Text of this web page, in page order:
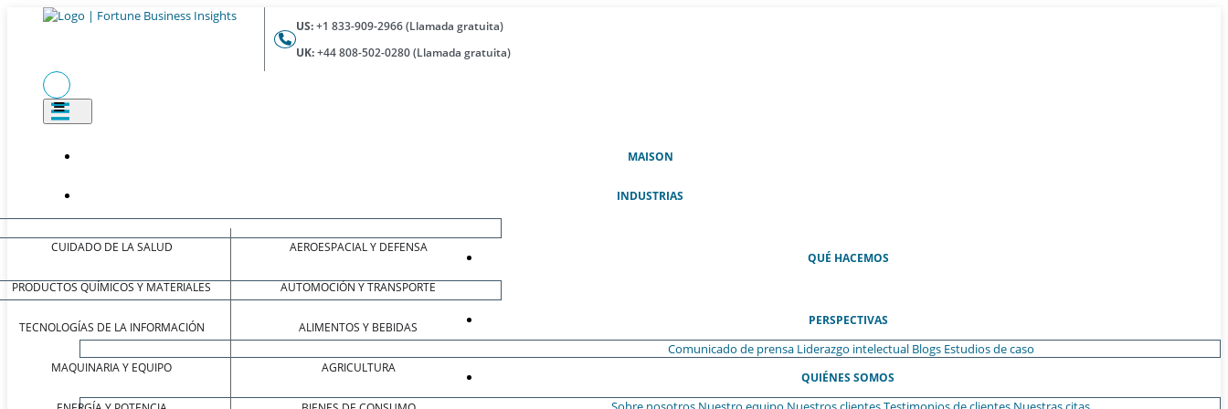
US:+1 833-909-2966 (Llamada gratuita)
UK:+44 808-502-0280 (Llamada gratuita)
MAISON(ACTUAL)
INDUSTRIAS
CUIDADO DE LA SALUD
PRODUCTOS QUÍMICOS Y MATERIALES
TECNOLOGÍAS DE LA INFORMACIÓN
MAQUINARIA Y EQUIPO
AEROESPACIAL Y DEFENSA
AUTOMOCIÓN Y TRANSPORTE
ALIMENTOS Y BEBIDAS
AGRICULTURA
QUÉ HACEMOS
PERSPECTIVAS
Comunicado de prensa Liderazgo intelectual Blogs Estudios de caso
QUIÉNES SOMOS